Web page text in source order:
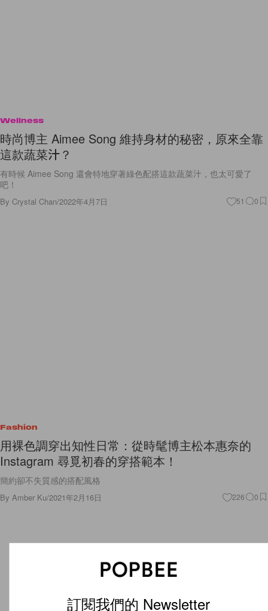
Wellness
時尚博主 Aimee Song 維持身材的秘密，原來全靠
這款蔬菜汁？
有時候 Aimee Song 還會特地穿著綠色配搭這款蔬菜汁，也太可愛了
吧！
By Crystal Chan/2022年4月7日 51 0
Fashion
用裸色調穿出知性日常：從時髦博主松本惠奈的
Instagram 尋覓初春的穿搭範本！
簡約卻不失質感的搭配風格
By Amber Ku/2021年2月16日 226 0
訂閱我們的 Newsletter